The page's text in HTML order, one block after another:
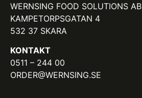
WERNSING FOOD SOLUTIONS AB
KAMPETORPSGATAN 4
532 37 SKARA
KONTAKT
0511 – 244 00
ORDER@WERNSING.SE